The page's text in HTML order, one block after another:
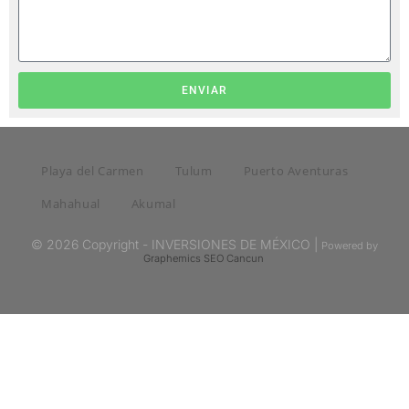
ENVIAR
Playa del Carmen Tulum
Puerto Aventuras
Mahahual
Akumal
© 2026 Copyright - INVERSIONES DE MÉXICO |
Powered by
Graphemics SEO Cancun